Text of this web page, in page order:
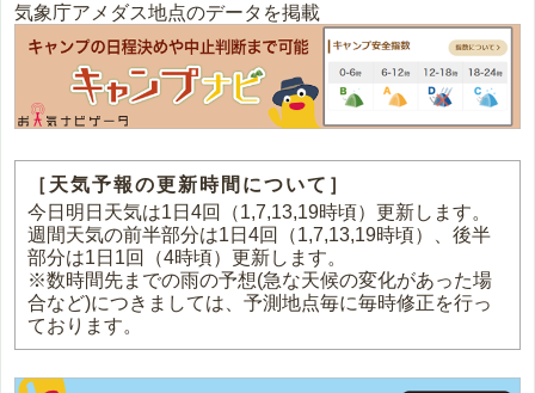
気象庁アメダス地点のデータを掲載
［天気予報の更新時間について］
今日明日天気は1日4回（1,7,13,19時頃）更新します。
週間天気の前半部分は1日4回（1,7,13,19時頃）、後半
部分は1日1回（4時頃）更新します。
※数時間先までの雨の予想(急な天候の変化があった場
合など)につきましては、予測地点毎に毎時修正を行っ
ております。